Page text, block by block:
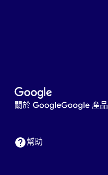
關於 GoogleGoogle ​產品
幫助